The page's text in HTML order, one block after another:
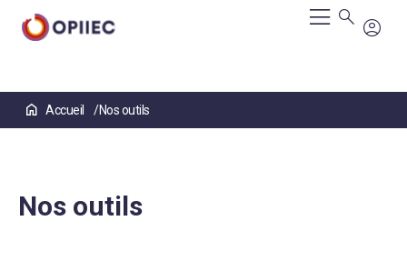
contenu
Accueil Nos outils
Nos outils